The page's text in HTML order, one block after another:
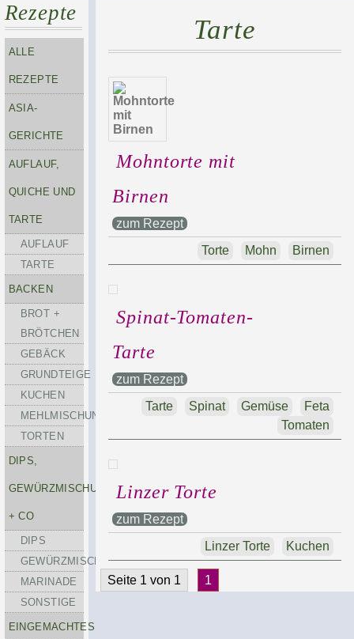
Rezepte
ALLE
REZEPTE
ASIA-
GERICHTE
AUFLAUF,
QUICHE UND
TARTE
AUFLAUF
TARTE
BACKEN
BROT +
BRÖTCHEN
GEBÄCK
GRUNDTEIGE
KUCHEN
MEHLMISCHUNGEN
TORTEN
DIPS,
GEWÜRZMISCHUNGEN
+ CO
DIPS
GEWÜRZMISCHUNGEN
MARINADE
SONSTIGE
EINGEMACHTES
Tarte
Mohntorte mit
Birnen
zum Rezept
Birnen
Mohn
Torte
Spinat-Tomaten-
Tarte
zum Rezept
Feta
Gemüse
Spinat
Tarte
Tomaten
Linzer Torte
zum Rezept
Kuchen
Linzer Torte
Seite 1 von 1 1